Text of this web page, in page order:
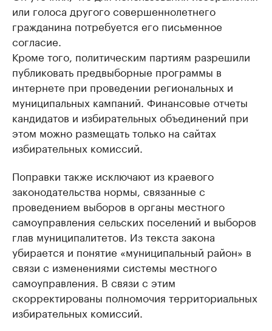
или голоса другого совершеннолетнего
гражданина потребуется его письменное
согласие.
Кроме того, политическим партиям разрешили
публиковать предвыборные программы в
интернете при проведении региональных и
муниципальных кампаний. Финансовые отчеты
кандидатов и избирательных объединений при
этом можно размещать только на сайтах
избирательных комиссий.
Поправки также исключают из краевого
законодательства нормы, связанные с
проведением выборов в органы местного
самоуправления сельских поселений и выборов
глав муниципалитетов. Из текста закона
убирается и понятие «муниципальный район» в
связи с изменениями системы местного
самоуправления. В связи с этим
скорректированы полномочия территориальных
избирательных комиссий.